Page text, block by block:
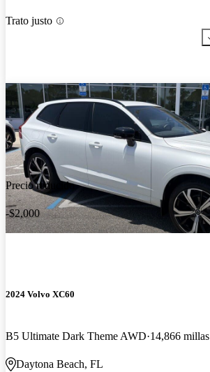
Trato justo
Precio reducido
-$2,000
2024 Volvo XC60
B5 Ultimate Dark Theme AWD 14,866 millas
Daytona Beach, FL